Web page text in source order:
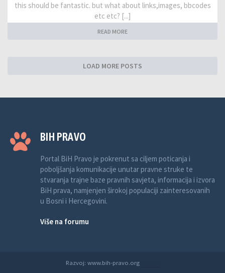
this should be fantastic. but what about links,images, bbcodes
etc etc? [...]
READ MORE
LOAD MORE POSTS
BIH PRAVO
Portal BiH Pravo je pokrenut sa ciljem poticanja i
poboljšanja komunikacije unutar pravne struke te
stvaranja trajne baze pravnih savjeta, informacija i izvora
BiH prava, namjenjen širokoj populaciji zainteresovanih
u Bosni i Hercegovini.
Više na forumu
Razvoj: www.bih-pravo.org